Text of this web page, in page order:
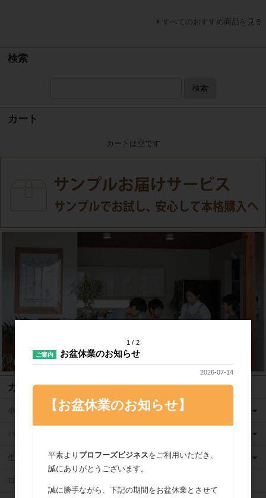
すべてのおすすめ商品を見る
検索
検索
カート
カートは空です
カテゴリ
小麦粉
バター
生クリーム
ロングライフ牛乳
1 2
ご案内 お盆休業のお知らせ
2026-07-14
【お盆休業のお知らせ】
平素より プロフーズビジネスをご利用いただき、
誠にありがとうございます。
誠に勝手ながら、下記の期間をお盆休業とさせて